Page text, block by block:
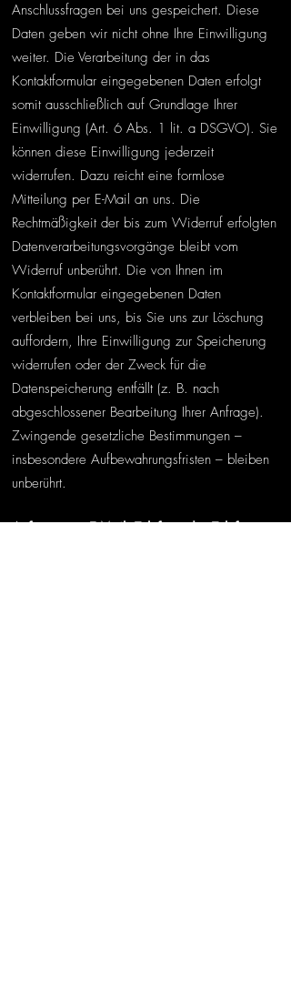
Anschlussfragen bei uns gespeichert. Diese
Daten geben wir nicht ohne Ihre Einwilligung
weiter. Die Verarbeitung der in das
Kontaktformular eingegebenen Daten erfolgt
somit ausschließlich auf Grundlage Ihrer
Einwilligung (Art. 6 Abs. 1 lit. a DSGVO). Sie
können diese Einwilligung jederzeit
widerrufen. Dazu reicht eine formlose
Mitteilung per E-Mail an uns. Die
Rechtmäßigkeit der bis zum Widerruf erfolgten
Datenverarbeitungsvorgänge bleibt vom
Widerruf unberührt. Die von Ihnen im
Kontaktformular eingegebenen Daten
verbleiben bei uns, bis Sie uns zur Löschung
auffordern, Ihre Einwilligung zur Speicherung
widerrufen oder der Zweck für die
Datenspeicherung entfällt (z. B. nach
abgeschlossener Bearbeitung Ihrer Anfrage).
Zwingende gesetzliche Bestimmungen –
insbesondere Aufbewahrungsfristen – bleiben
unberührt.
Anfrage per E-Mail, Telefon oder Telefax